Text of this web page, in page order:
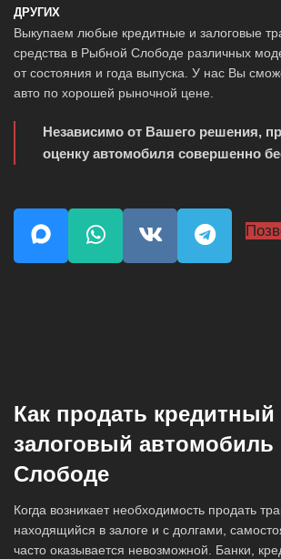
ДРУГИХ
Выкупаем любые кредитные и залоговые
средства в Рыбной Слободе различных
от состояния и года выпуска. У нас Вы
авто по хорошей рыночной цене.
Независимо от Вашего решения,
оценку автомобиля совершенно
Как продать кредитный
залоговый
Слободе
Когда возникает необходимость продать
находящийся в залоге и с долгами,
часто оказывается невозможной. Банки,